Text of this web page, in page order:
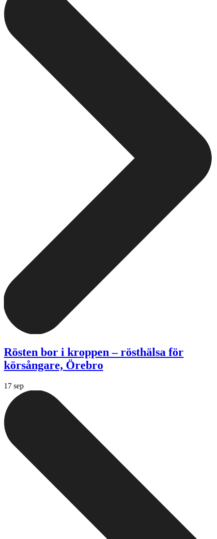
Rösten bor i kroppen – rösthälsa för
körsångare, Örebro
17 sep